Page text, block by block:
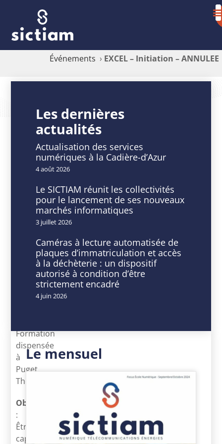
Événements › EXCEL – Initiation – ANNULEE
Initiation
ANNULEE
DATE
10
-
11
Sep
2024
Expiré!
HEURE
9
h
00
min
-
16
h
30
Formation
dispensée
à
Puget
Theniers
Objectif
:
Être
capable
Les dernières
actualités
Actualisation des services
numériques à la Cadière-d’Azur
4 août 2026
Le SICTIAM réunit les collectivités
pour le lancement de ses nouveaux
marchés informatiques
3 juillet 2026
Caméras à lecture automatisée de
plaques d’immatriculation et accès
à la déchèterie : un dispositif
autorisé à condition d’être
strictement encadré
4 juin 2026
Le mensuel